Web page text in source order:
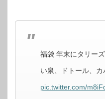
福袋 年末にタリー
い泉、ドトール、カ
pic.twitter.com/